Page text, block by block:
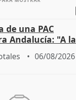
de una PAC
Andalucía: "A la
que protegerla"
06/08/2026